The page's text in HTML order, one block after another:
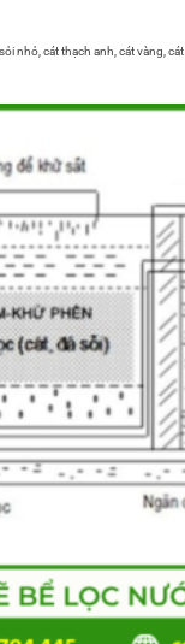
nhỏ, cát thạch anh, cát vàng, cát